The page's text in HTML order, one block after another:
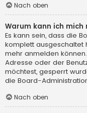
Nach oben
Warum kann ich mich
Es kann sein, dass die
komplett ausgeschaltet
mehr anmelden
Adresse oder der
möchtest, gesperrt
die Board-
Nach oben